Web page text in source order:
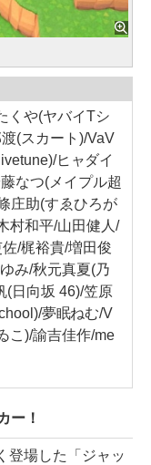
くや(ヤバイTシ
(スカート)/VaV
ヒャダイ
なつ(メイプル超
庄助(すゑひろが
村和平/山田健人/
/梶裕貴/増田俊
み/秋元真夏(乃
(日向坂 46)/笠原
夢眠ねむ/V
こ)/諭吉佳作/me
ー！
登場した「ジャッ